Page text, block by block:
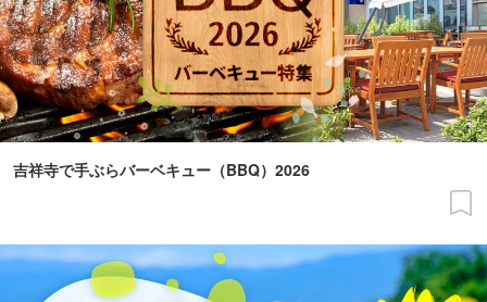
吉祥寺で手ぶらバーベキュー（BBQ）2026